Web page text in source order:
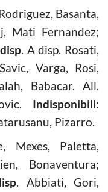
Basanta,
Mati Fernandez;
. A disp. Rosati,
Varga, Rosi,
Babacar. All.
Indisponibili:
Pizarro.
Mexes, Paletta,
Bonaventura;
. Abbiati, Gori,